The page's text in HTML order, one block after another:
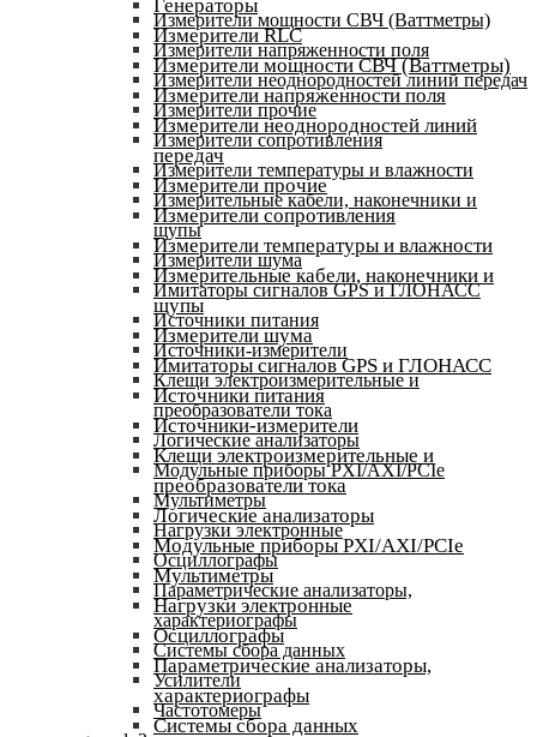
Измерители мощности СВЧ (Ваттметры)
Измерители напряженности поля
Измерители неоднородностей линий передач
Измерители прочие
Измерители сопротивления
Измерители температуры и влажности
Измерительные кабели, наконечники и
щупы
Измерители шума
Имитаторы сигналов GPS и ГЛОНАСС
Источники питания
Источники-измерители
Клещи электроизмерительные и
преобразователи тока
Логические анализаторы
Модульные приборы PXI/AXI/PCIe
Мультиметры
Нагрузки электронные
Осциллографы
Параметрические анализаторы,
характериографы
Системы сбора данных
Усилители
Частотомеры
Генераторы
Измерители RLC
Измерители мощности СВЧ (Ваттметры)
Измерители напряженности поля
Измерители неоднородностей линий
передач
Измерители прочие
Измерители сопротивления
Измерители температуры и влажности
Измерительные кабели, наконечники и
щупы
Измерители шума
Имитаторы сигналов GPS и ГЛОНАСС
Источники питания
Источники-измерители
Клещи электроизмерительные и
преобразователи тока
Логические анализаторы
Модульные приборы PXI/AXI/PCIe
Мультиметры
Нагрузки электронные
Осциллографы
Параметрические анализаторы,
характериографы
Системы сбора данных